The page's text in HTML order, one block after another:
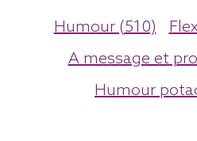
Humour (510)
A message et
Humour